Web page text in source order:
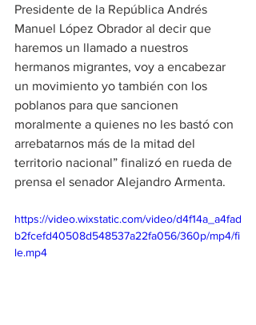
Presidente de la República Andrés
Manuel López Obrador al decir que
haremos un llamado a nuestros
hermanos migrantes, voy a encabezar
un movimiento yo también con los
poblanos para que sancionen
moralmente a quienes no les bastó con
arrebatarnos más de la mitad del
territorio nacional” finalizó en rueda de
prensa el senador Alejandro Armenta.
https://video.wixstatic.com/video/d4f14a_a4fad
b2fcefd40508d548537a22fa056/360p/mp4/fi
le.mp4